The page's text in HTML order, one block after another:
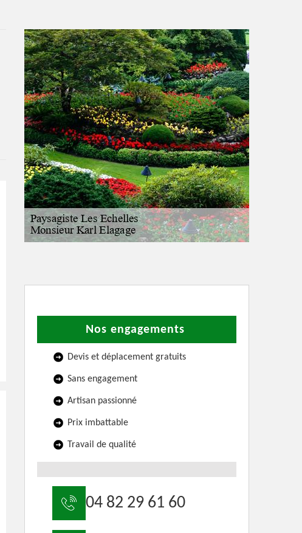
Nos engagements
Devis et déplacement gratuits
Sans engagement
Artisan passionné
Prix imbattable
Travail de qualité
04 82 29 61 60